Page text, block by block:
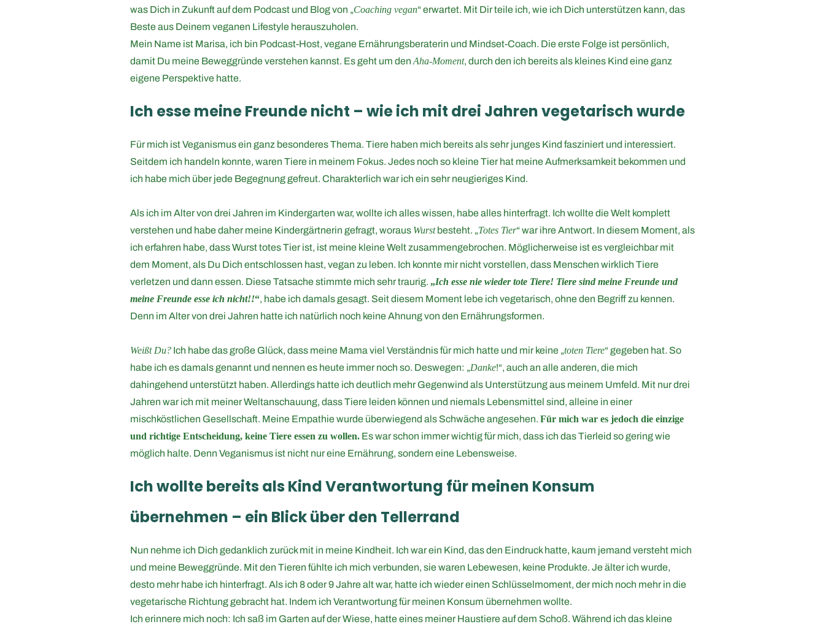
was Dich in Zukunft auf dem Podcast und Blog von „Coaching vegan“ erwartet. Mit Dir teile ich, wie ich Dich unterstützen kann, das
Beste aus Deinem veganen Lifestyle herauszuholen.
Mein Name ist Marisa, ich bin Podcast-Host, vegane Ernährungsberaterin und Mindset-Coach. Die erste Folge ist persönlich,
damit Du meine Beweggründe verstehen kannst. Es geht um den Aha-Moment, durch den ich bereits als kleines Kind eine ganz
eigene Perspektive hatte.
Ich esse meine Freunde nicht – wie ich mit drei Jahren vegetarisch wurde
Für mich ist Veganismus ein ganz besonderes Thema. Tiere haben mich bereits als sehr junges Kind fasziniert und interessiert.
Seitdem ich handeln konnte, waren Tiere in meinem Fokus. Jedes noch so kleine Tier hat meine Aufmerksamkeit bekommen und
ich habe mich über jede Begegnung gefreut. Charakterlich war ich ein sehr neugieriges Kind.
Als ich im Alter von drei Jahren im Kindergarten war, wollte ich alles wissen, habe alles hinterfragt. Ich wollte die Welt komplett
verstehen und habe daher meine Kindergärtnerin gefragt, woraus Wurstbesteht. „Totes Tier“ war ihre Antwort. In diesem Moment, als
ich erfahren habe, dass Wurst totes Tier ist, ist meine kleine Welt zusammengebrochen. Möglicherweise ist es vergleichbar mit
dem Moment, als Du Dich entschlossen hast, vegan zu leben. Ich konnte mir nicht vorstellen, dass Menschen wirklich Tiere
verletzen und dann essen. Diese Tatsache stimmte mich sehr traurig. „Ich esse nie wieder tote Tiere! Tiere sind meine Freunde und
meine Freunde esse ich nicht!!“, habe ich damals gesagt. Seit diesem Moment lebe ich vegetarisch, ohne den Begriff zu kennen.
Denn im Alter von drei Jahren hatte ich natürlich noch keine Ahnung von den Ernährungsformen.
Weißt Du? Ich habe das große Glück, dass meine Mama viel Verständnis für mich hatte und mir keine „toten Tiere“ gegeben hat. So
habe ich es damals genannt und nennen es heute immer noch so. Deswegen: „Danke!“, auch an alle anderen, die mich
dahingehend unterstützt haben. Allerdings hatte ich deutlich mehr Gegenwind als Unterstützung aus meinem Umfeld. Mit nur drei
Jahren war ich mit meiner Weltanschauung, dass Tiere leiden können und niemals Lebensmittel sind, alleine in einer
mischköstlichen Gesellschaft. Meine Empathie wurde überwiegend als Schwäche angesehen. Für mich war es jedoch die einzige
und richtige Entscheidung, keine Tiere essen zu wollen. Es war schon immer wichtig für mich, dass ich das Tierleid so gering wie
möglich halte. Denn Veganismus ist nicht nur eine Ernährung, sondern eine Lebensweise.
Ich wollte bereits als Kind Verantwortung für meinen Konsum
übernehmen – ein Blick über den Tellerrand
Nun nehme ich Dich gedanklich zurück mit in meine Kindheit. Ich war ein Kind, das den Eindruck hatte, kaum jemand versteht mich
und meine Beweggründe. Mit den Tieren fühlte ich mich verbunden, sie waren Lebewesen, keine Produkte. Je älter ich wurde,
desto mehr habe ich hinterfragt. Als ich 8 oder 9 Jahre alt war, hatte ich wieder einen Schlüsselmoment, der mich noch mehr in die
vegetarische Richtung gebracht hat. Indem ich Verantwortung für meinen Konsum übernehmen wollte.
Ich erinnere mich noch: Ich saß im Garten auf der Wiese, hatte eines meiner Haustiere auf dem Schoß. Während ich das kleine